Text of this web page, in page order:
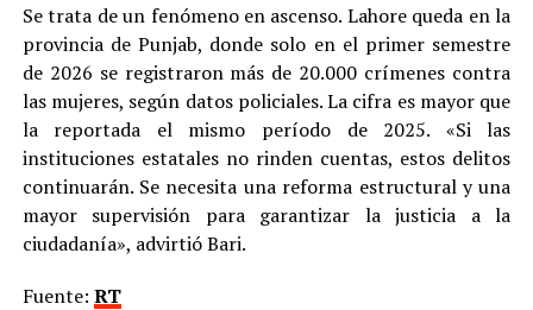
Se trata de un fenómeno en ascenso. Lahore queda en la
provincia de Punjab, donde solo en el primer semestre
de 2026 se registraron más de 20.000 crímenes contra
las mujeres, según datos policiales. La cifra es mayor que
la reportada el mismo período de 2025. «Si las
instituciones estatales no rinden cuentas, estos delitos
continuarán. Se necesita una reforma estructural y una
mayor supervisión para garantizar la justicia a la
ciudadanía», advirtió Bari.
Fuente: RT